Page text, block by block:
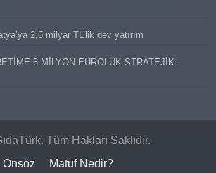
2,5 milyar TL’lik dev yatırım
6 MİLYON EUROLUK STRATEJİK
Tüm Hakları Saklıdır.
Önsöz
Matuf Nedir?